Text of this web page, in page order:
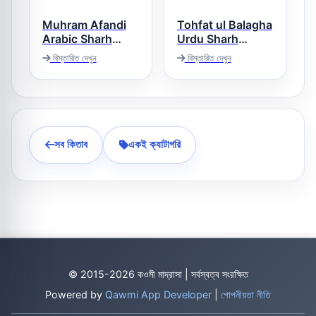
Muhram Afandi
Arabic Sharh
Sharh ul Jami
محرم آفندى عربى
شرح شرح ملا جامى
বিস্তারিত দেখুন
Tohfat ul Balagha
Urdu Sharh
Duroos ul
Balagha تحفۃ
البلاغۃ اردو شرح
دروس البلاغۃ
বিস্তারিত দেখুন
সব কিতাব একই ক্যাটাগরি
© 2015-2026 কওমী মাদ্রাসা | সর্বস্বত্ব সংরক্ষিত
Powered by Qawmi App Developer গোপনীয়তা নীতি